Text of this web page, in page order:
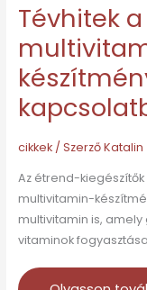
Tévhitek
cikkek/ SzerzőKatalin
Az étrend-
multivitamin-
multivitamin is, amely
vitaminok